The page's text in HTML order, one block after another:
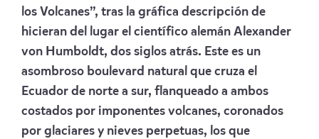
los Volcanes”, tras la gráfica descripción de
hicieran del lugar el científico alemán Alexander
von Humboldt, dos siglos atrás. Este es un
asombroso boulevard natural que cruza el
Ecuador de norte a sur, flanqueado a ambos
costados por imponentes volcanes, coronados
por glaciares y nieves perpetuas, los que